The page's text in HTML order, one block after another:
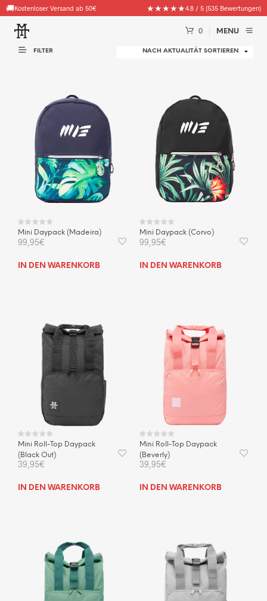
🚚Kostenloser Versand ab 50€
🧦Gratis Goodie (Socken, Beanies & mehr) ab 100€ Bestellwert
★★★★★4.8 / 5 (535 Bewertungen)
0 MENU
FILTER
Mini Daypack (Madeira)
99,95€
IN DEN WARENKORB
Mini Daypack (Corvo)
99,95€
IN DEN WARENKORB
Mini Roll-Top Daypack
(Black Out)
39,95€
IN DEN WARENKORB
Mini Roll-Top Daypack
(Beverly)
39,95€
IN DEN WARENKORB